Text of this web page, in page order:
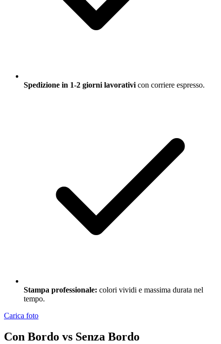
Spedizione in 1-2 giorni lavorativi con corriere espresso.
Stampa professionale: colori vividi e massima durata nel
tempo.
Carica foto
Con Bordo vs Senza Bordo